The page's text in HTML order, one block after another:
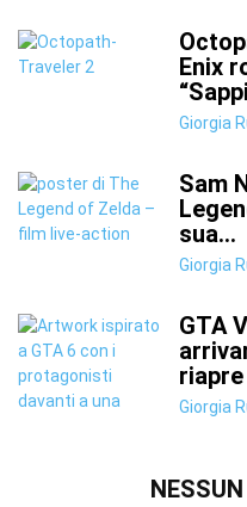
Enix
Giorgia
Sam
sua...
Giorgia
GTA
Giorgia